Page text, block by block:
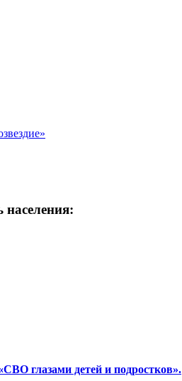
населения:
глазами детей и подростков».